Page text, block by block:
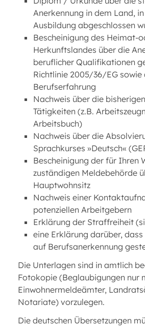
Anerkennung in dem Land,
Ausbildung abgeschlossen
Bescheinigung des Heimat-
Herkunftslandes über die
beruflicher Qualifikationen
Richtlinie 2005/36/EG sowie
Berufserfahrung
Nachweis über die
Tätigkeiten (z.B.
Arbeitsbuch)
Nachweis über die
Sprachkurses »Deutsch«
Bescheinigung der für Ihren
zuständigen Meldebehörde
Hauptwohnsitz
Nachweis einer
potenziellen Arbeitgebern
Erklärung der Straffreiheit
eine Erklärung darüber,
auf Berufsanerkennung
Die Unterlagen sind in amtlich
Fotokopie (Beglaubigungen nur
Einwohnermeldeämter,
Notariate) vorzulegen.
Die deutschen Übersetzungen